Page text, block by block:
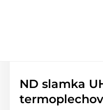
ND slamka